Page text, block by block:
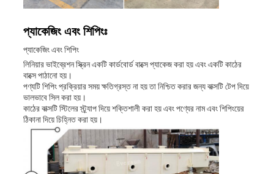
প্যাকেজিং এবং শিপিংঃ
প্যাকেজিং এবং শিপিং
লিনিয়ার ভাইব্রেশন স্ক্রিন একটি কার্ডবোর্ড বাক্সে প্যাকেজ করা হয় এবং একটি কাঠের
বাক্সে পাঠানো হয়।
পণ্যটি শিপিং প্রক্রিয়ার সময় ক্ষতিগ্রস্ত না হয় তা নিশ্চিত করার জন্য বাক্সটি টেপ দিয়ে
ভালভাবে সিল করা হয়।
কাঠের বাক্সটি স্টিলের স্ট্র্যাপ দিয়ে শক্তিশালী করা হয় এবং পণ্যের নাম এবং শিপিংয়ের
ঠিকানা দিয়ে চিহ্নিত করা হয়।